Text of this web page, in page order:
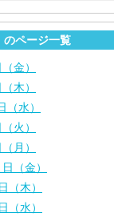
のページ一覧
金）
木）
（水）
火）
月）
（金）
（木）
（水）